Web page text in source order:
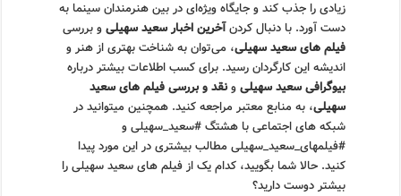
زیادی را جذب کند و جایگاه ویژه‌ای در بین هنرمندان سینما به
دست آورد. با دنبال کردنآخرین اخبار سعید سهیلیو بررسی
فیلم های سعید سهیلی، می‌توان به شناخت بهتری از هنر و
اندیشه این کارگردان رسید. برای کسب اطلاعات بیشتر درباره
بیوگرافی سعید سهیلیونقد و بررسی فیلم های سعید
سهیلی، به منابع معتبر مراجعه کنید. همچنین میتوانید در
شبکه های اجتماعی با هشتگ #سعید_سهیلی و
#فیلمهای_سعید_سهیلی مطالب بیشتری در این مورد پیدا
کنید. حالا شما بگویید، کدام یک از فیلم های سعید سهیلی را
بیشتر دوست دارید؟